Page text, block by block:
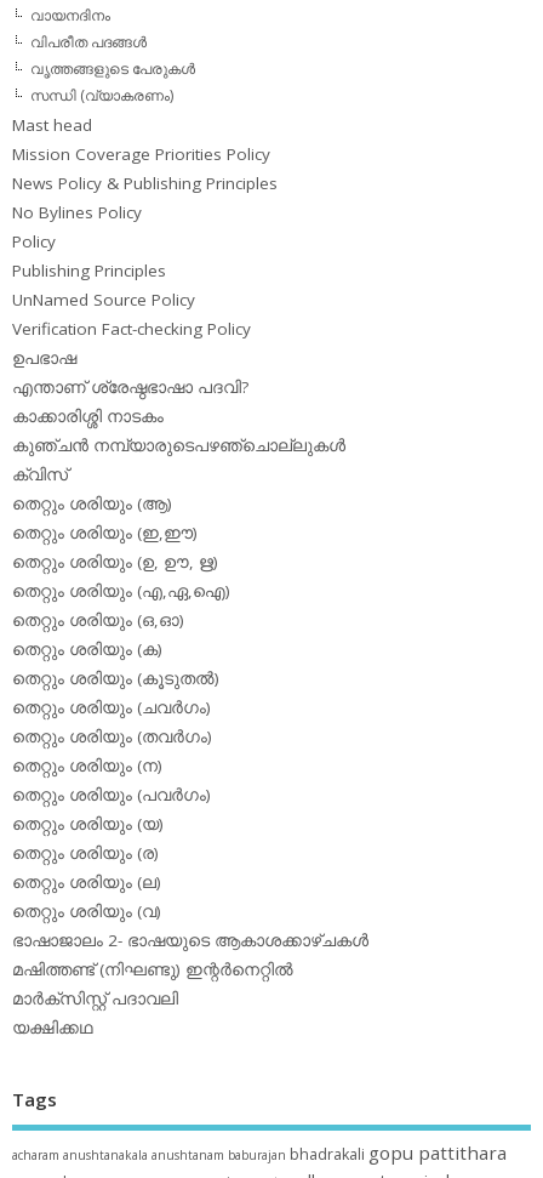
വായനദിനം
വിപരീത പദങ്ങള്‍
വൃത്തങ്ങളുടെ പേരുകള്‍
സന്ധി (വ്യാകരണം)
Mast head
Mission Coverage Priorities Policy
News Policy & Publishing Principles
No Bylines Policy
Policy
Publishing Principles
UnNamed Source Policy
Verification Fact-checking Policy
ഉപഭാഷ
എന്താണ് ശ്രേഷ്ഠഭാഷാ പദവി?
കാക്കാരിശ്ശി നാടകം
കുഞ്ചന്‍ നമ്പ്യാരുടെപഴഞ്ചൊല്ലുകള്‍
ക്വിസ്
തെറ്റും ശരിയും (ആ)
തെറ്റും ശരിയും (ഇ,ഈ)
തെറ്റും ശരിയും (ഉ, ഊ, ഋ)
തെറ്റും ശരിയും (എ,ഏ,ഐ)
തെറ്റും ശരിയും (ഒ,ഓ)
തെറ്റും ശരിയും (ക)
തെറ്റും ശരിയും (കൂടുതല്‍)
തെറ്റും ശരിയും (ചവര്‍ഗം)
തെറ്റും ശരിയും (തവര്‍ഗം)
തെറ്റും ശരിയും (ന)
തെറ്റും ശരിയും (പവര്‍ഗം)
തെറ്റും ശരിയും (യ)
തെറ്റും ശരിയും (ര)
തെറ്റും ശരിയും (ല)
തെറ്റും ശരിയും (വ)
ഭാഷാജാലം 2- ഭാഷയുടെ ആകാശക്കാഴ്ചകള്‍
മഷിത്തണ്ട് (നിഘണ്ടു) ഇന്റര്‍നെറ്റില്‍
മാര്‍ക്‌സിസ്റ്റ് പദാവലി
യക്ഷിക്കഥ
Tags
acharam anushtanakala anushtanam baburajan bhadrakali gopu pattithara